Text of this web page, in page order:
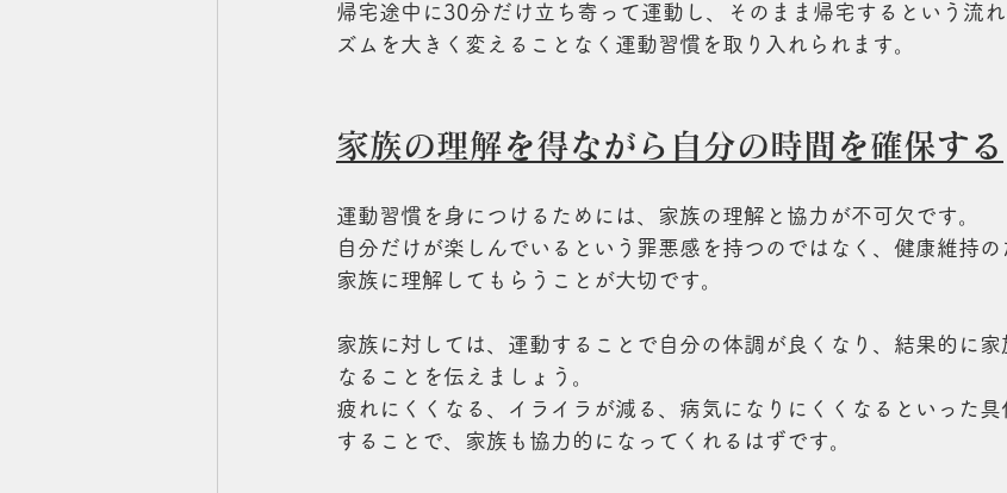
帰宅途中に30分だけ立ち寄って運動し、そのまま帰宅するという流
ズムを大きく変えることなく運動習慣を取り入れられます。
家族の理解を得ながら自分の時間を確保する
運動習慣を身につけるためには、家族の理解と協力が不可欠です。
自分だけが楽しんでいるという罪悪感を持つのではなく、健康維持の
家族に理解してもらうことが大切です。
家族に対しては、運動することで自分の体調が良くなり、結果的に
なることを伝えましょう。
疲れにくくなる、イライラが減る、病気になりにくくなるといった
することで、家族も協力的になってくれるはずです。